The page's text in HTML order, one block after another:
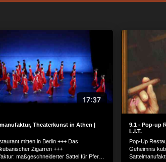
17:37
Theaterkunst in Athen |
mitten in Berlin +++ Das
Zigarren +++
maßgeschneiderter Sattel für Pferd
9.1 - Pop-up
L.I.T.
Pop-Up
Geheimnis